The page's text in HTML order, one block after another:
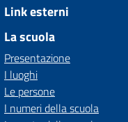
Link esterni
La scuola
Presentazione
I luoghi
Le persone
I numeri della scuola